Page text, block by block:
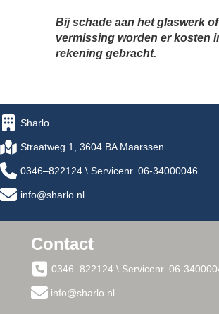
Bij schade aan het glaswerk of
vermissing worden er kosten
rekening gebracht.
Sharlo
Straatweg 1, 3604 BA Maarssen
0346–822124 \ Servicenr. 06-34000046
info@sharlo.nl
Contact
0346–822124 \ Servicenr. 06-
info@sharlo.nl